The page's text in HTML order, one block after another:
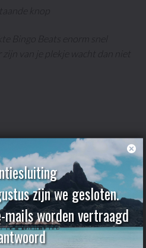
knop
Bingo Beats enorm snel
van je plekje wacht dan niet
zijn we gesloten.
mails worden vertraagd